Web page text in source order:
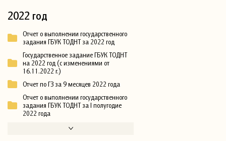
2022 год
Отчет о выполнении государственного
задания ГБУК ТОДНТ за 2022 год
Государственное задание ГБУК ТОДНТ
на 2022 год (с изменениями от
16.11.2022 г.)
Отчет по ГЗ за 9 месяцев 2022 года
Отчет о выполнении государственного
задания ГБУК ТОДНТ за I полугодие
2022 года